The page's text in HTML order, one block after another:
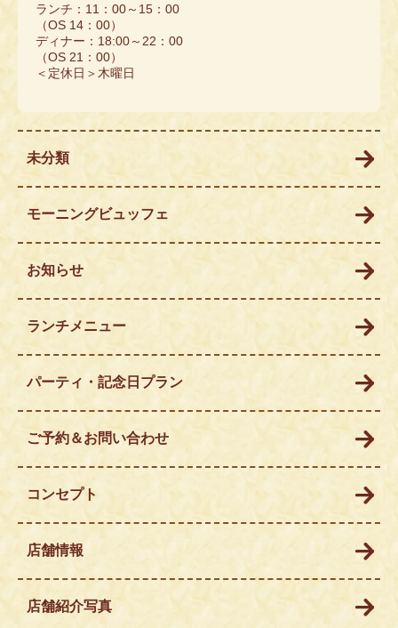
ランチ：11：00～15：00
（OS 14：00）
ディナー：18:00～22：00
（OS 21：00）
＜定休日＞木曜日
未分類
モーニングビュッフェ
お知らせ
ランチメニュー
パーティ・記念日プラン
ご予約＆お問い合わせ
コンセプト
店舗情報
店舗紹介写真